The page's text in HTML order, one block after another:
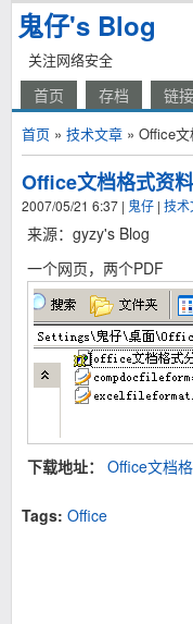
鬼仔's Blog
关注网络安全
首页 存档 链接
首页 » 技术文章 » Office
Office文档格式资料
2007/05/21 6:37 | 鬼仔 | 技术
来源：gyzy's Blog
一个网页，两个PDF
下载地址： Office文档
Tags: Office